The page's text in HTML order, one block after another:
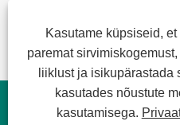
Kasutame küpsiseid,
paremat
liiklust ja isikupärastada
kasutades nõustute
kasutamisega.
Autoriõigus © 2022 Jansum
Magnetics Modules, New